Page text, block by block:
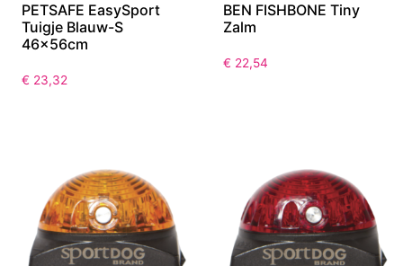
PETSAFE EasySport
Tuigje Blauw-S
46x56cm
€ 23,32
BEN FISHBONE Tiny
Zalm
€ 22,54